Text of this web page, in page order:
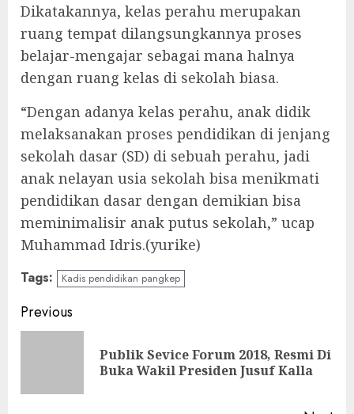
Dikatakannya, kelas perahu merupakan
ruang tempat dilangsungkannya proses
belajar-mengajar sebagai mana halnya
dengan ruang kelas di sekolah biasa.
“Dengan adanya kelas perahu, anak didik
melaksanakan proses pendidikan di jenjang
sekolah dasar (SD) di sebuah perahu, jadi
anak nelayan usia sekolah bisa menikmati
pendidikan dasar dengan demikian bisa
meminimalisir anak putus sekolah,” ucap
Muhammad Idris.(yurike)
Tags: Kadis pendidikan pangkep
Continue
Reading
Previous
Publik Sevice Forum 2018, Resmi Di
Buka Wakil Presiden Jusuf Kalla